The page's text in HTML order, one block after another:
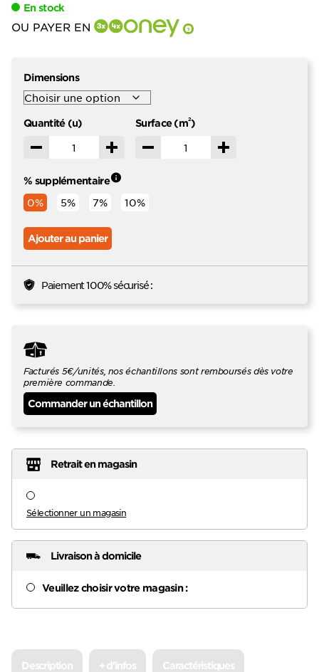
En stock
OU PAYER EN ?
Dimensions
Quantité (u)
Décrémenter Incrémenter
Surface (m2)
Décrémenter Incrémenter
% supplémentaire
0% 5% 7% 10%
Ajouter au panier
Paiement 100% sécurisé :
Facturés 5€/unités, nos échantillons sont remboursés dès votre
première commande.
Commander un échantillon
Retrait en magasin
Sélectionner un magasin
Livraison à domicile
Veuillez choisir votre magasin :
Description + d'infos Caractéristiques